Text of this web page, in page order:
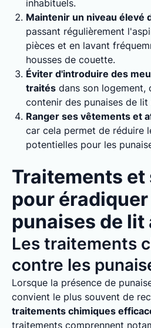
inhabituels.
Maintenir un niveau élevé
passant régulièrement
pièces et en lavant
housses de couette.
Éviter d'introduire des
traités dans son logement,
contenir des punaises de
Ranger ses vêtements et
car cela permet de réduire
potentielles pour les
Traitements
pour
punaises de lit
Les traitements
contre les
Lorsque la présence de
convient le plus souvent de
traitements chimiques
traitements comprennent